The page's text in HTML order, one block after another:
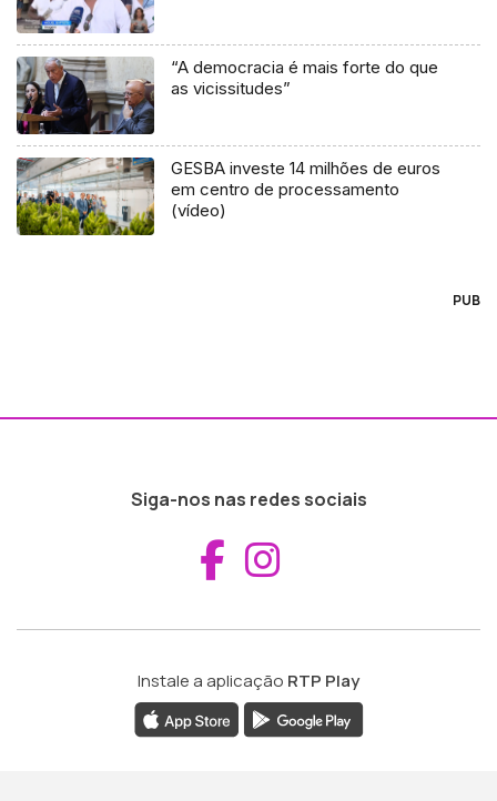
“A democracia é mais forte do que
as vicissitudes”
GESBA investe 14 milhões de euros
em centro de processamento
(vídeo)
PUB
Siga-nos nas redes sociais
Aceder ao
Instale a aplicação RTP Play